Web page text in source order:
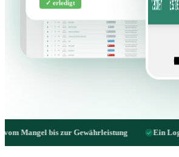
✓ erledigt Fred Buch
Ein Login statt Tool-Zoo